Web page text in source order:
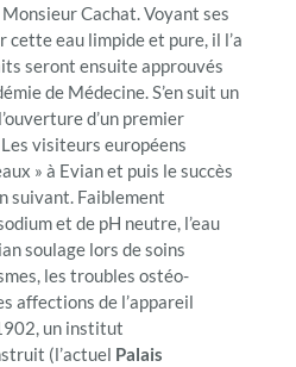
Cachat. Voyant ses
cette eau limpide et pure, il l’a
seront ensuite approuvés
de Médecine. S’en suit un
d’un premier
visiteurs européens
» à Evian et puis le succès
suivant. Faiblement
et de pH neutre, l’eau
soulage lors de soins
les troubles ostéo-
affections de l’appareil
un institut
(l’actuel Palais